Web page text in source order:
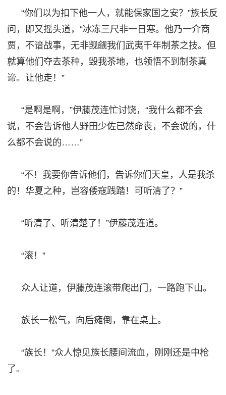
“你们以为扣下他一人，就能保家国之安？”族长反
问，即又摇头道，“冰冻三尺非一日寒。他乃一介商
贾，不谙战事，无非觊觎我们武夷千年制茶之技。但
就算他们夺去茶种，毁我茶地，也领悟不到制茶真
谛。让他走！”
“是啊是啊，”伊藤茂连忙讨饶，“我什么都不会
说，不会告诉他人野田少佐已然命丧，不会说的，什
么都不会说的……”
“不！我要你告诉他们，告诉你们天皇，人是我杀
的！华夏之种，岂容倭寇践踏！可听清了？”
“听清了、听清楚了！”伊藤茂连道。
“滚！”
众人让道，伊藤茂连滚带爬出门，一路跑下山。
族长一松气，向后瘫倒，靠在桌上。
“族长！”众人惊见族长腰间流血，刚刚还是中枪
了。